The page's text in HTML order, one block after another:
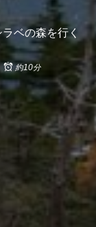
ベの森を行く
約10分